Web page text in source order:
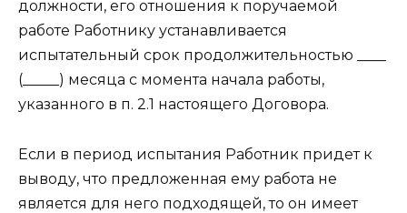
должности, его отношения к поручаемой
работе Работнику устанавливается
испытательный срок продолжительностью ____
(_____) месяца с момента начала работы,
указанного в п. 2.1 настоящего Договора.
Если в период испытания Работник придет к
выводу, что предложенная ему работа не
является для него подходящей, то он имеет